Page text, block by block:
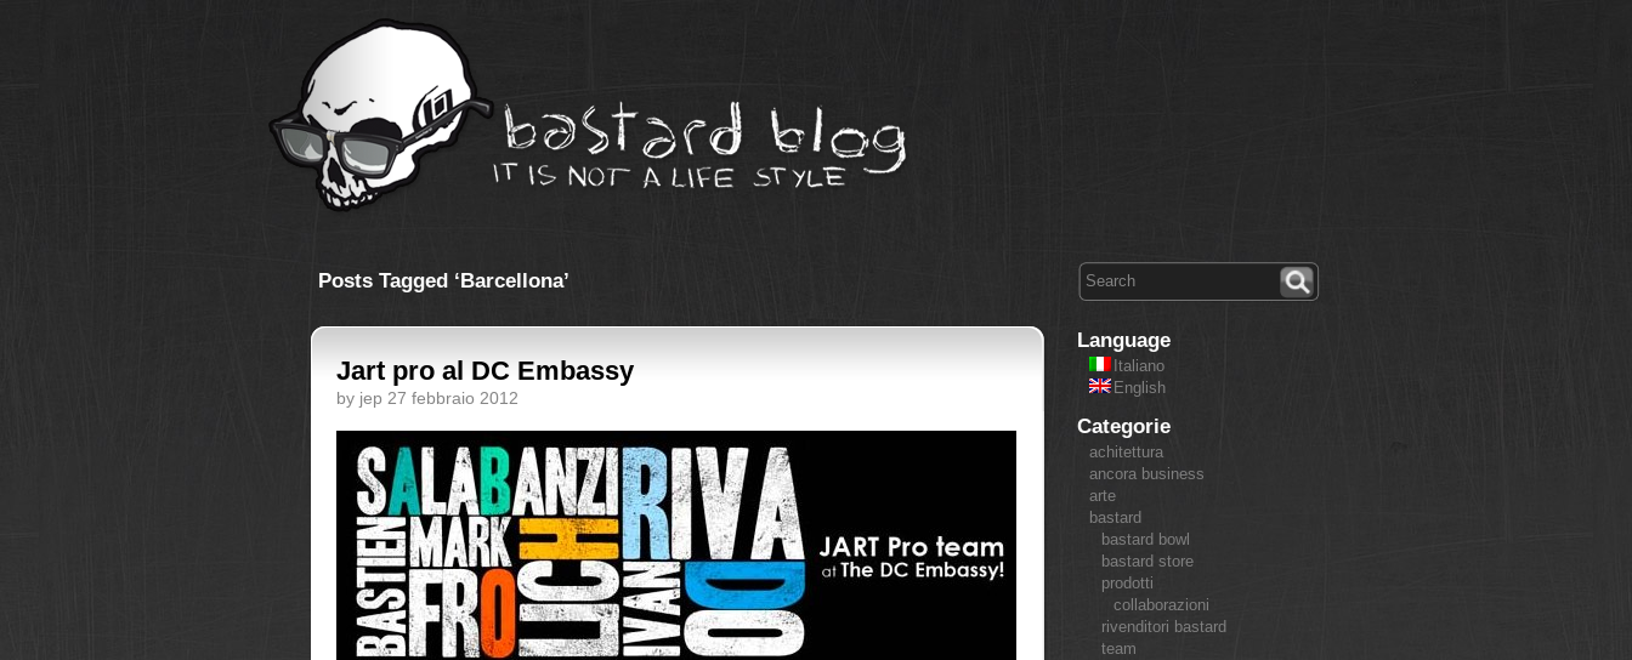
Posts Tagged ‘Barcellona’
Jart pro al DC Embassy
by jep 27 febbraio 2012
Language
Italiano
English
Categorie
achitettura
ancora business
arte
bastard
bastard bowl
bastard store
prodotti
collaborazioni
rivenditori bastard
team